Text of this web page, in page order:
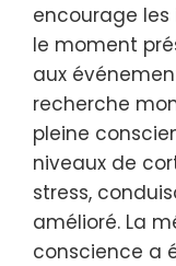
encourage
le moment
aux
recherche
pleine
niveaux de
stress,
amélioré. La
conscience a